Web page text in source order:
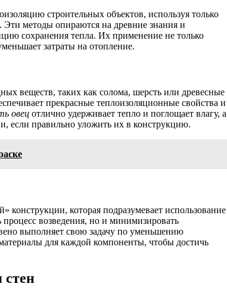
строительных объектов, используя только
методы опираются на древние знания и
сохранения тепла. Их применение не только
затраты на отопление.
веществ, таких как солома, шерсть или древесные
прекрасные теплоизоляционные свойства и
овец отлично удерживает тепло и поглощает влагу, а
если правильно уложить их в конструкцию.
конструкции, которая подразумевает использование
процесс возведения, но и минимизировать
выполняет свою задачу по уменьшению
для каждой компоненты, чтобы достичь
стен